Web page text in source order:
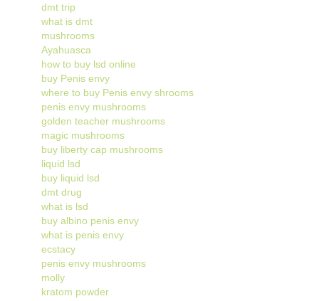
dmt trip
what is dmt
mushrooms
Ayahuasca
how to buy lsd online
buy Penis envy
where to buy Penis envy shrooms
penis envy mushrooms
golden teacher mushrooms
magic mushrooms
buy liberty cap mushrooms
liquid lsd
buy liquid lsd
dmt drug
what is lsd
buy albino penis envy
what is penis envy
ecstacy
penis envy mushrooms
molly
kratom powder